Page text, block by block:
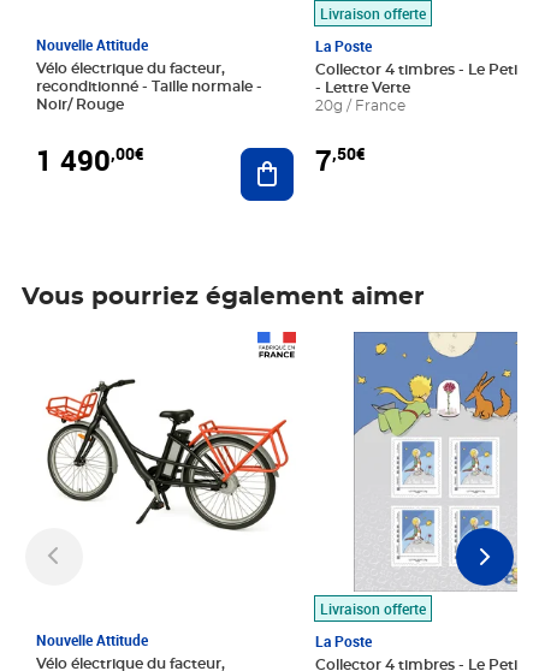
Nouvelle Attitude
Vélo électrique du facteur,
reconditionné - Taille normale -
Noir/ Rouge
1 490,00€ Ajouter au panier
Livraison offerte
La Poste
Collector 4 timbres - Le Petit
- Lettre Verte
20g / France
7,50€
Vous pourriez également aimer
Nouvelle Attitude
Vélo électrique du facteur,
Livraison offerte
La Poste
Collector 4 timbres - Le Petit
Prix 7,50€